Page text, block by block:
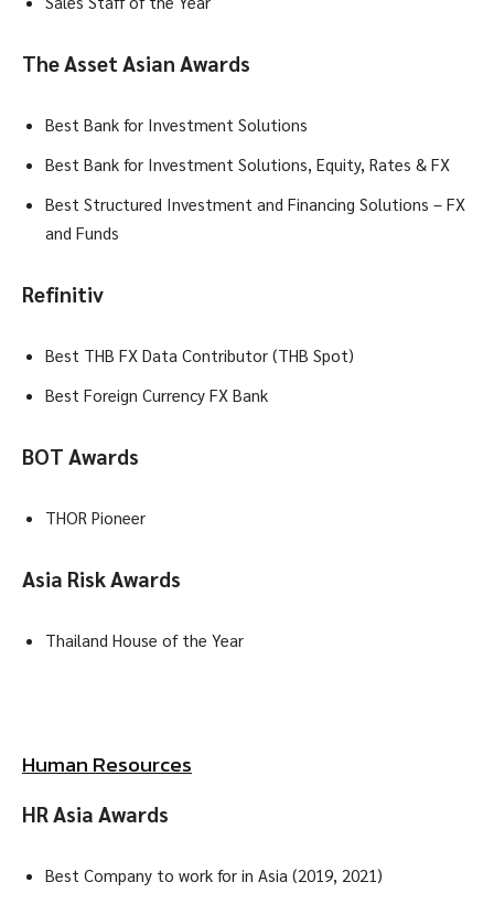
The Asset Asian Awards
Best Bank for Investment Solutions
Best Bank for Investment Solutions, Equity, Rates & FX
Best Structured Investment and Financing Solutions – FX
and Funds
Refinitiv
Best THB FX Data Contributor (THB Spot)
Best Foreign Currency FX Bank
BOT Awards
THOR Pioneer
Asia Risk Awards
Thailand House of the Year
Human Resources
HR Asia Awards
Best Company to work for in Asia (2019, 2021)